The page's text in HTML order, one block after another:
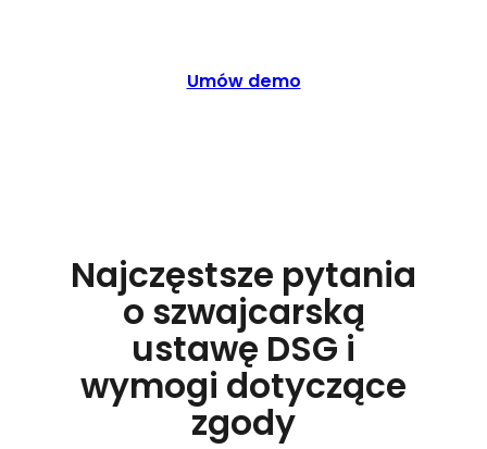
Umów demo
Najczęstsze pytania
o szwajcarską
ustawę DSG i
wymogi dotyczące
zgody